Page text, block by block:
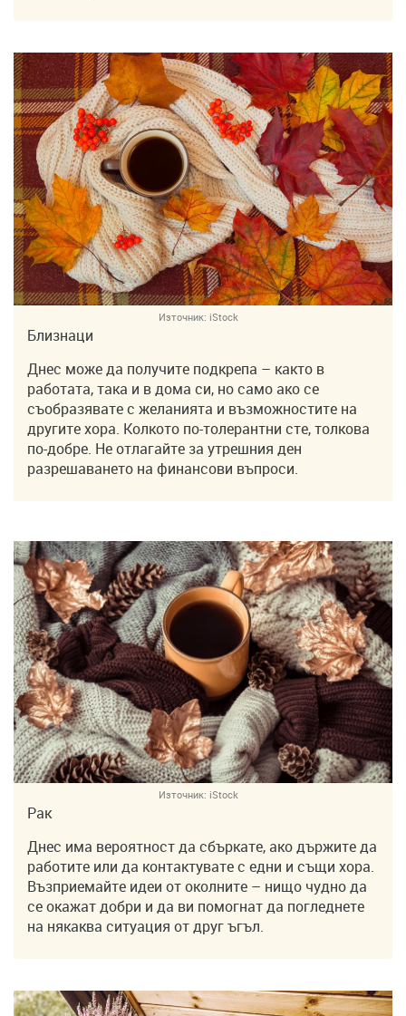
Източник: iStock
Близнаци
Днес може да получите подкрепа – както в
работата, така и в дома си, но само ако се
съобразявате с желанията и възможностите на
другите хора. Колкото по-толерантни сте, толкова
по-добре. Не отлагайте за утрешния ден
разрешаването на финансови въпроси.
Източник: iStock
Рак
Днес има вероятност да сбъркате, ако държите да
работите или да контактувате с едни и същи хора.
Възприемайте идеи от околните – нищо чудно да
се окажат добри и да ви помогнат да погледнете
на някаква ситуация от друг ъгъл.